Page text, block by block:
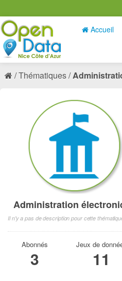
Accueil
Thématiques
Administration
Il n'y a pas de description pour cette
Abonnés
3
Jeux de
11